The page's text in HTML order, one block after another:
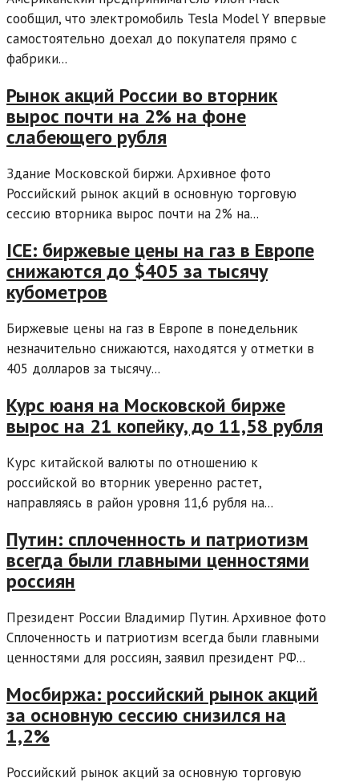
сообщил, что электромобиль Tesla Model Y впервые
самостоятельно доехал до покупателя прямо с
фабрики...
Рынок акций России во вторник
вырос почти на 2% на фоне
слабеющего рубля
Здание Московской биржи. Архивное фото
Российский рынок акций в основную торговую
сессию вторника вырос почти на 2% на...
ICE: биржевые цены на газ в Европе
снижаются до $405 за тысячу
кубометров
Биржевые цены на газ в Европе в понедельник
незначительно снижаются, находятся у отметки в
405 долларов за тысячу...
Курс юаня на Московской бирже
вырос на 21 копейку, до 11,58 рубля
Курс китайской валюты по отношению к
российской во вторник уверенно растет,
направляясь в район уровня 11,6 рубля на...
Путин: сплоченность и патриотизм
всегда были главными ценностями
россиян
Президент России Владимир Путин. Архивное фото
Сплоченность и патриотизм всегда были главными
ценностями для россиян, заявил президент РФ...
Мосбиржа: российский рынок акций
за основную сессию снизился на
1,2%
Российский рынок акций за основную торговую